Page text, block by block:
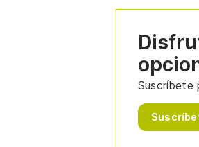
Suscríbete